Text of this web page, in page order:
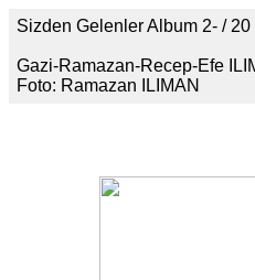
Sizden Gelenler Album 2- /
Gazi-Ramazan-Recep-Efe
Foto: Ramazan ILIMAN